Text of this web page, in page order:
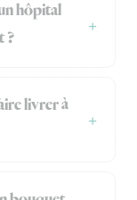
hôpital
?
livrer à